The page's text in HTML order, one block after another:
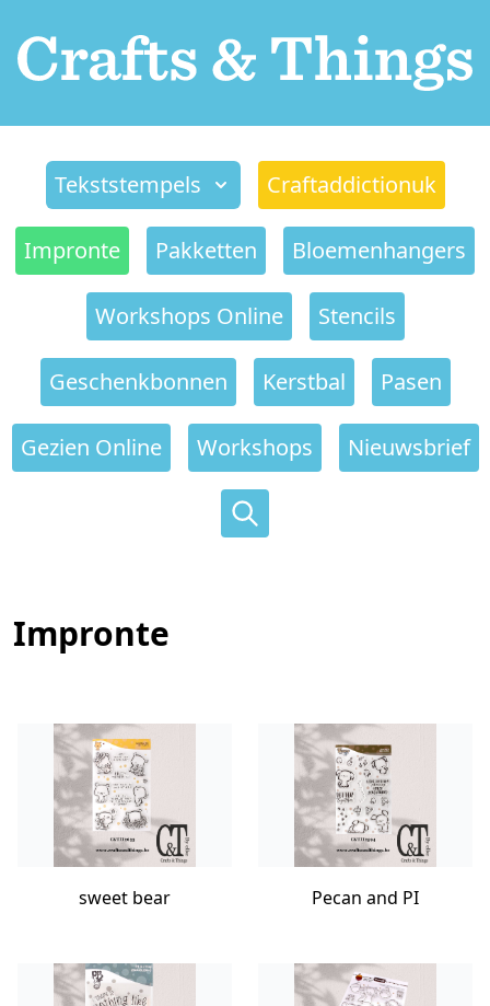
Tekststempels Craftaddictionuk
Impronte Pakketten Bloemenhangers
Workshops Online Stencils
Geschenkbonnen Kerstbal Pasen
Gezien Online Workshops Nieuwsbrief
Impronte
sweet bear Pecan and PI